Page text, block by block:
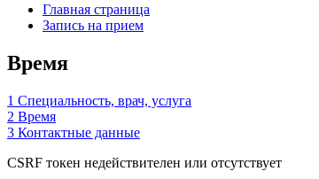
Главная страница
Запись на прием
Время
1 Специальность, врач, услуга
2 Время
3 Контактные данные
CSRF токен недействителен или отсутствует